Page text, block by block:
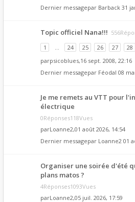
Dernier messagepar Barback 31
Topic officiel Nana!!!
1
… 24 25 26 27
28
parpsicoblues,16 sept. 2008, 22:16
Dernier messagepar Féodal 08
Je me remets au VTT pour
électrique
0Réponses118Vues
parLoanne2,01 août 2026, 14:54
Dernier messagepar Loanne2 01
Organiser une soirée d'été
plans matos ?
4Réponses1093Vues
parLoanne2,05 juil. 2026, 17:59